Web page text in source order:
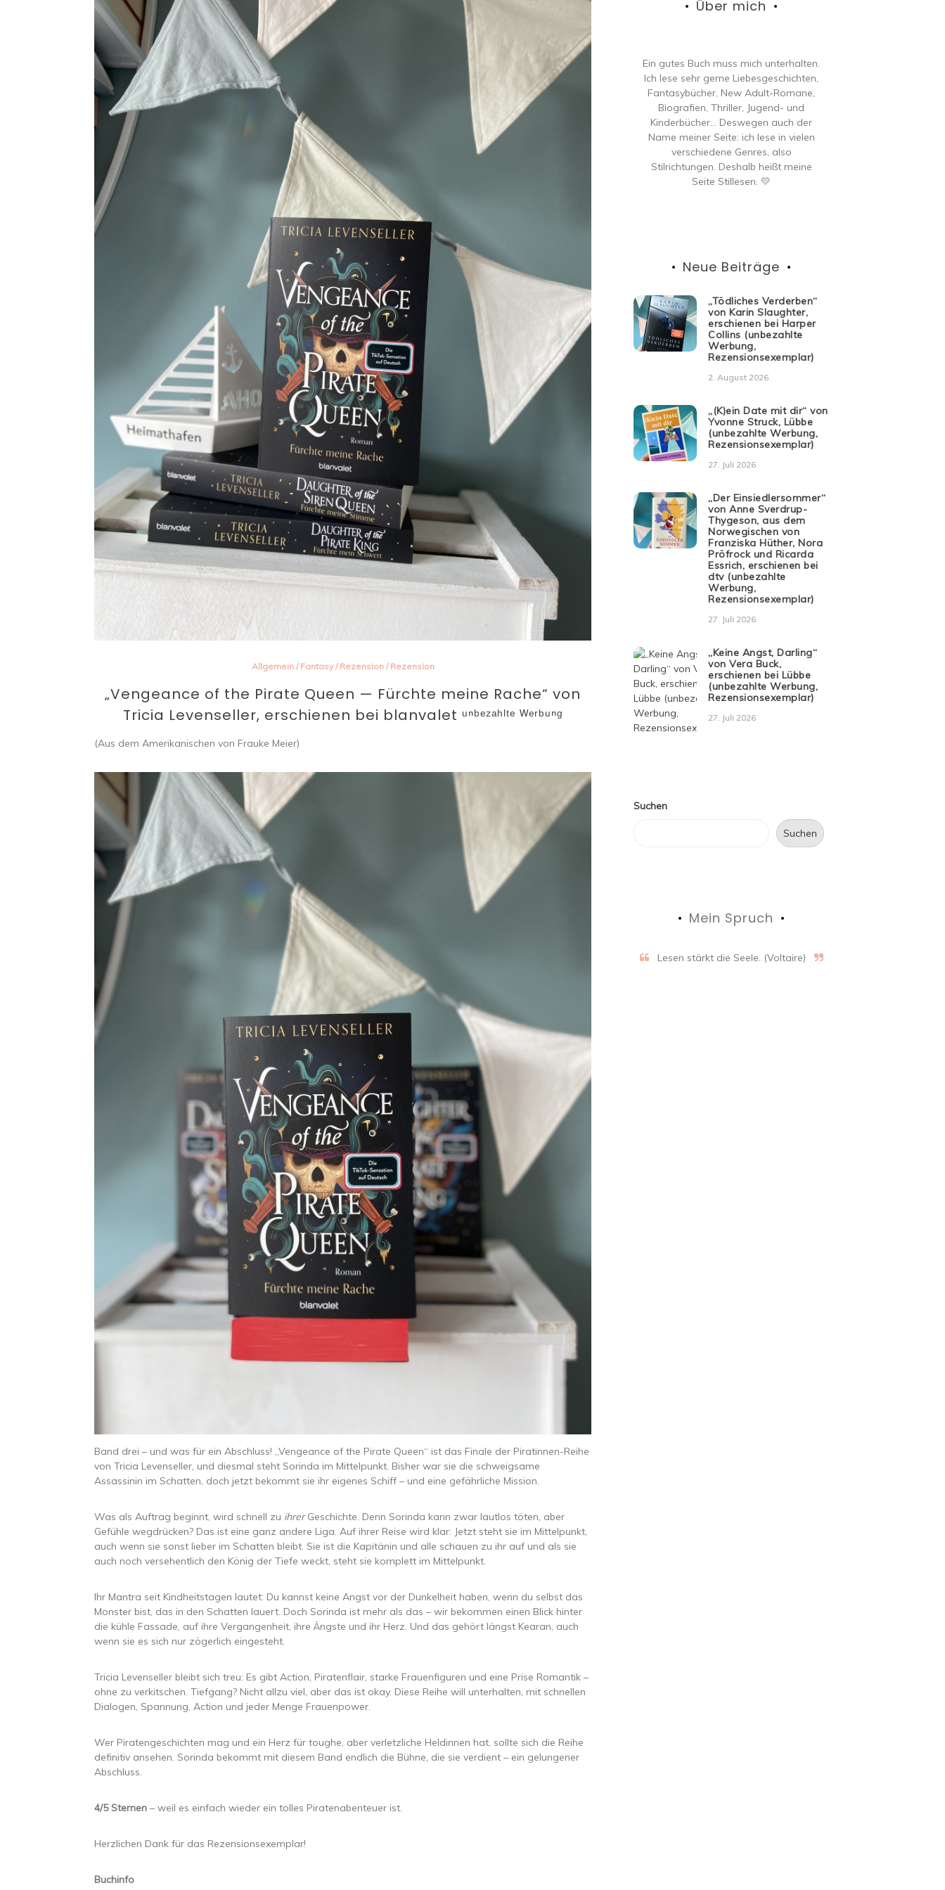
Allgemein/ Fantasy/ Rezension/ Rezension
„Vengeance of the Pirate Queen — Fürchte meine Rache“ von
Tricia Levenseller, erschienen bei blanvalet ᵘⁿᵇᵉᶻᵃʰˡᵗᵉ ᵂᵉʳᵇᵘⁿᵍ
(Aus dem Amerikanischen von Frauke Meier)
Band drei – und was für ein Abschluss! „Vengeance of the Pirate Queen“ ist das Finale der Piratinnen-Reihe
von Tricia Levenseller, und diesmal steht Sorinda im Mittelpunkt. Bisher war sie die schweigsame
Assassinin im Schatten, doch jetzt bekommt sie ihr eigenes Schiff – und eine gefährliche Mission.
Was als Auftrag beginnt, wird schnell zu ihrerGeschichte. Denn Sorinda kann zwar lautlos töten, aber
Gefühle wegdrücken? Das ist eine ganz andere Liga. Auf ihrer Reise wird klar: Jetzt steht sie im Mittelpunkt,
auch wenn sie sonst lieber im Schatten bleibt. Sie ist die Kapitänin und alle schauen zu ihr auf und als sie
auch noch versehentlich den König der Tiefe weckt, steht sie komplett im Mittelpunkt.
Ihr Mantra seit Kindheitstagen lautet: Du kannst keine Angst vor der Dunkelheit haben, wenn du selbst das
Monster bist, das in den Schatten lauert. Doch Sorinda ist mehr als das – wir bekommen einen Blick hinter
die kühle Fassade, auf ihre Vergangenheit, ihre Ängste und ihr Herz. Und das gehört längst Kearan, auch
wenn sie es sich nur zögerlich eingesteht.
Tricia Levenseller bleibt sich treu: Es gibt Action, Piratenflair, starke Frauenfiguren und eine Prise Romantik –
ohne zu verkitschen. Tiefgang? Nicht allzu viel, aber das ist okay. Diese Reihe will unterhalten, mit schnellen
Dialogen, Spannung, Action und jeder Menge Frauenpower.
Wer Piratengeschichten mag und ein Herz für toughe, aber verletzliche Heldinnen hat, sollte sich die Reihe
definitiv ansehen. Sorinda bekommt mit diesem Band endlich die Bühne, die sie verdient – ein gelungener
Abschluss.
4/5 Sternen – weil es einfach wieder ein tolles Piratenabenteuer ist.
Herzlichen Dank für das Rezensionsexemplar!
Buchinfo
Über mich
Ein gutes Buch muss mich unterhalten.
Ich lese sehr gerne Liebesgeschichten,
Fantasybücher, New Adult-Romane,
Biografien, Thriller, Jugend- und
Kinderbücher… Deswegen auch der
Name meiner Seite: ich lese in vielen
verschiedene Genres, also
Stilrichtungen. Deshalb heißt meine
Seite Stillesen. 💛
Neue Beiträge
„Tödliches Verderben“
von Karin Slaughter,
erschienen bei Harper
Collins (unbezahlte
Werbung,
Rezensionsexemplar)
2. August 2026
„(K)ein Date mit dir“ von
Yvonne Struck, Lübbe
(unbezahlte Werbung,
Rezensionsexemplar)
27. Juli 2026
„Der Einsiedlersommer“
von Anne Sverdrup-
Thygeson, aus dem
Norwegischen von
Franziska Hüther, Nora
Pröfrock und Ricarda
Essrich, erschienen bei
dtv (unbezahlte
Werbung,
Rezensionsexemplar)
27. Juli 2026
„Keine Angst, Darling“
von Vera Buck,
erschienen bei Lübbe
(unbezahlte Werbung,
Rezensionsexemplar)
27. Juli 2026
Suchen
Suchen
Mein Spruch
Lesen stärkt die Seele. (Voltaire)